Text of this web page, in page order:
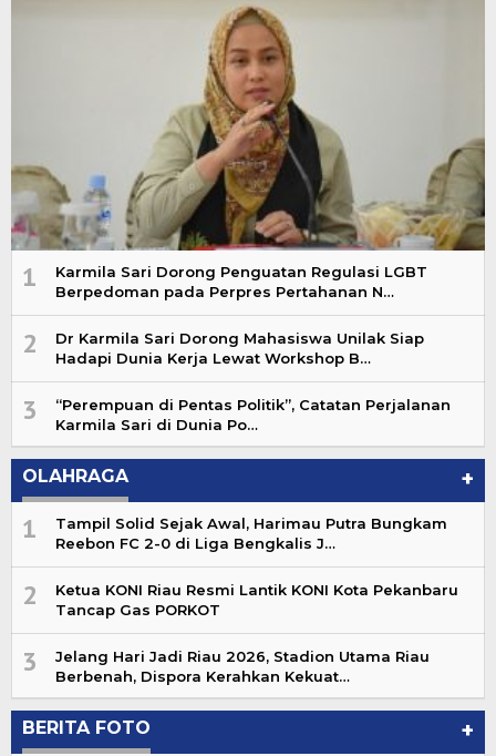
1
Karmila Sari Dorong Penguatan Regulasi LGBT
Berpedoman pada Perpres Pertahanan N…
2
Dr Karmila Sari Dorong Mahasiswa Unilak Siap
Hadapi Dunia Kerja Lewat Workshop B…
3
“Perempuan di Pentas Politik”, Catatan Perjalanan
Karmila Sari di Dunia Po…
OLAHRAGA +
1
Tampil Solid Sejak Awal, Harimau Putra Bungkam
Reebon FC 2-0 di Liga Bengkalis J…
2
Ketua KONI Riau Resmi Lantik KONI Kota Pekanbaru
Tancap Gas PORKOT
3
Jelang Hari Jadi Riau 2026, Stadion Utama Riau
Berbenah, Dispora Kerahkan Kekuat…
BERITA FOTO +